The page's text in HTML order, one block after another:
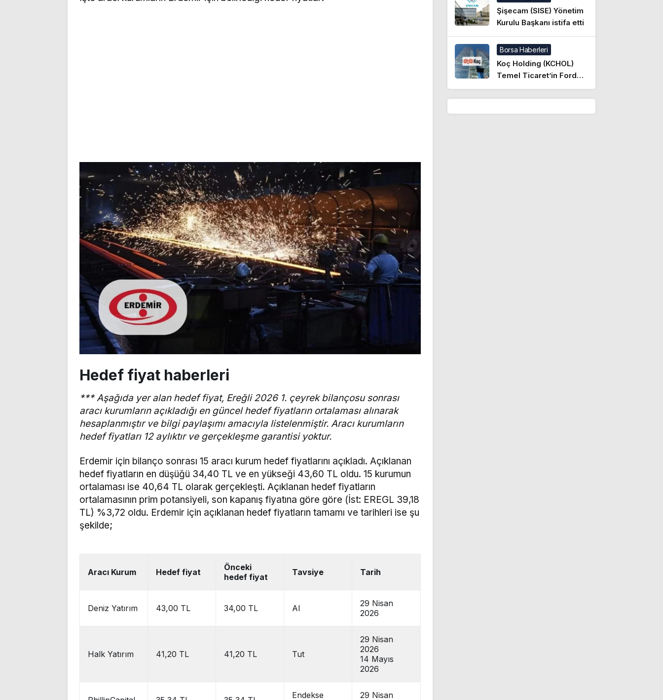
Hedef fiyat haberleri
*** Aşağıda yer alan hedef fiyat, Ereğli 2026 1. çeyrek bilançosu sonrası
aracı kurumların açıkladığı en güncel hedef fiyatların ortalaması alınarak
hesaplanmıştır ve bilgi paylaşımı amacıyla listelenmiştir. Aracı kurumların
hedef fiyatları 12 aylıktır ve gerçekleşme garantisi yoktur.
Erdemir için bilanço sonrası 15 aracı kurum hedef fiyatlarını açıkladı. Açıklanan
hedef fiyatların en düşüğü 34,40 TL ve en yükseği 43,60 TL oldu. 15 kurumun
ortalaması ise 40,64 TL olarak gerçekleşti. Açıklanan hedef fiyatların
ortalamasının prim potansiyeli, son kapanış fiyatına göre göre (İst: EREGL 39,18
TL) %3,72 oldu. Erdemir için açıklanan hedef fiyatların tamamı ve tarihleri ise şu
şekilde;
Aracı Kurum Hedef fiyat
Önceki
hedef fiyat
Tavsiye Tarih
Deniz Yatırım 43,00 TL 34,00 TL Al
29 Nisan
2026
Halk Yatırım 41,20 TL 41,20 TL Tut
29 Nisan
2026
14 Mayıs
2026
Endekse
29 Nisan
Şişecam (SISE) Yönetim
Kurulu Başkanı istifa etti
Borsa Haberleri
Koç Holding (KCHOL)
Temel Ticaret’in Ford
Otosan (FROTO)
hisselerini aldı